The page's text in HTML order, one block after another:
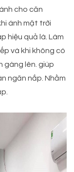
cho căn
ánh mặt trời
hiệu quả là. Làm
và khi không có
gàng lên. giúp
ngăn nắp. Nhằm